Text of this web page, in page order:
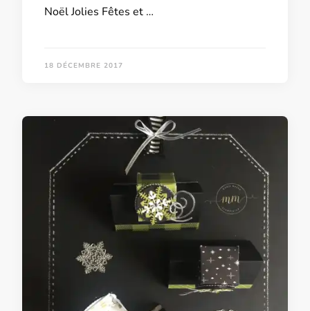
Noël Jolies Fêtes et …
18 DÉCEMBRE 2017